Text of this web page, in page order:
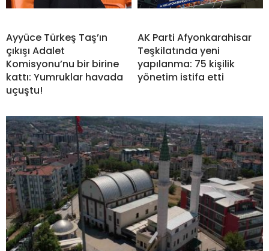
Ayyüce Türkeş Taş’ın
çıkışı Adalet
Komisyonu’nu bir birine
kattı: Yumruklar havada
uçuştu!
AK Parti Afyonkarahisar
Teşkilatında yeni
yapılanma: 75 kişilik
yönetim istifa etti